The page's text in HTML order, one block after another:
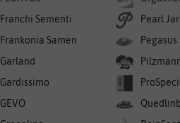
Franchi Sementi
Frankonia Samen
Garland
Gardissimo
GEVO
Pearl